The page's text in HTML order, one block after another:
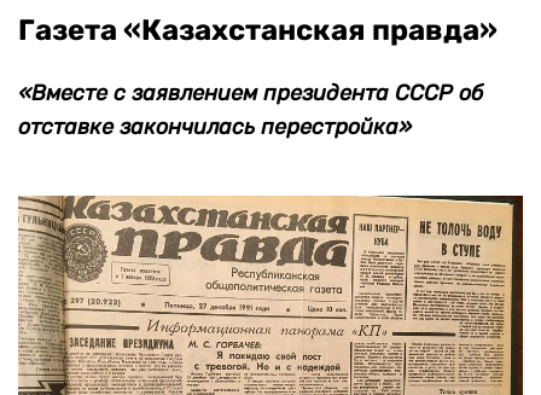
Украиной и Казахстаном, и с городами
Москвой, Санкт-Петербургом. В будущем году
мы намерены потратить 40 млн долларов на
оказание технической помощи всем
Аттали также отметил, что существует риск
«реванша мафии, бывшей номенклатуры» по
созданию «черного рынка бандитского
капитализма».